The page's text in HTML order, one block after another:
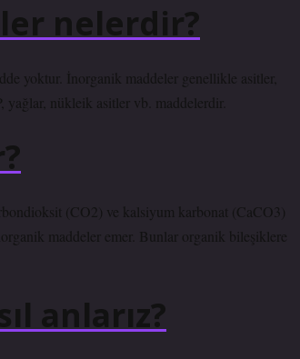
nelerdir?
yoktur. İnorganik maddeler genellikle asitler,
nükleik asitler vb. maddelerdir.
(CO2) ve kalsiyum karbonat (CaCO3)
maddeler emer. Bunlar organik bileşiklere
anlarız?